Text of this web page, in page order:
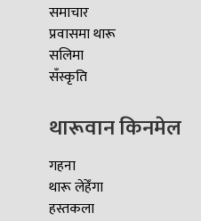
समाचार
प्रवासमा थारू
सलिमा
सँस्कृति
थारूवान किनमेल
गहना
थारू लेहेँगा
हस्तकला